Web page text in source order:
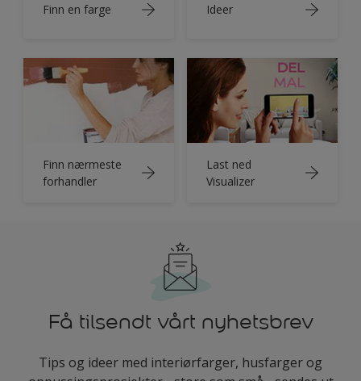
Finn en farge Ideer
Finn nærmeste
forhandler
Last ned
Visualizer
Få tilsendt vårt nyhetsbrev
Tips og ideer med interiørfarger, husfarger og